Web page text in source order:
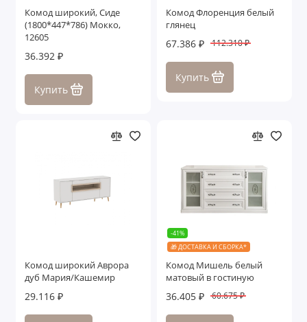
Комод широкий, Сиде
(1800*447*786) Мокко,
12605
36.392 ₽
Купить
Комод Флоренция белый
глянец
67.386 ₽ 112.310 ₽
Купить
Комод широкий Аврора
дуб Мария/Кашемир
29.116 ₽
-41%
🎁 ДОСТАВКА И СБОРКА*
Комод Мишель белый
матовый в гостиную
36.405 ₽ 60.675 ₽